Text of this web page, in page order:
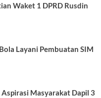
Waket 1 DPRD Rusdin
Layani Pembuatan SIM
Masyarakat Dapil 3